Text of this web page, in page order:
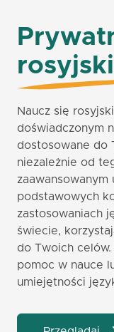
Naucz się
doświadczonym
dostosowane do
niezależnie od
zaawansowanym
podstawowych
zastosowaniach
świecie,
do Twoich
pomoc w nauce
umiejętności